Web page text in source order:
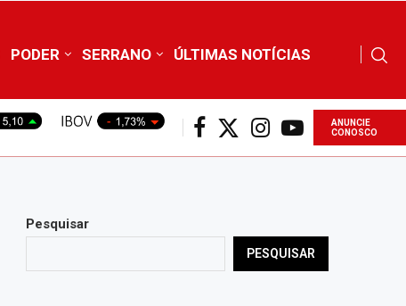
PODER SERRANO ÚLTIMAS NOTÍCIAS
ANUNCIE
CONOSCO
Pesquisar
PESQUISAR